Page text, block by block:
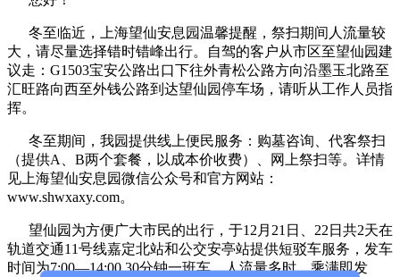
冬至临近，上海望仙安息园温馨提醒，祭扫期间人流量较
大，请尽量选择错时错峰出行。自驾的客户从市区至望仙园建
议走：G1503宝安公路出口下往外青松公路方向沿墨玉北路至
汇旺路向西至外钱公路到达望仙园停车场，请听从工作人员指
挥。
冬至期间，我园提供线上便民服务：购墓咨询、代客祭扫
（提供A、B两个套餐，以成本价收费）、网上祭扫等。详情
见上海望仙安息园微信公众号和官方网站：
www.shwxaxy.com。
望仙园为方便广大市民的出行，于12月21日、22日共2天在
轨道交通11号线嘉定北站和公交安亭站提供短驳车服务，发车
时间为7:00—14:00,30分钟一班车，人流量多时，乘满即发